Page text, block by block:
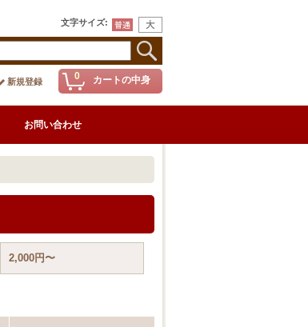
文字サイズ:
0 カートの中身
新規登録
お問い合わせ
2,000円〜